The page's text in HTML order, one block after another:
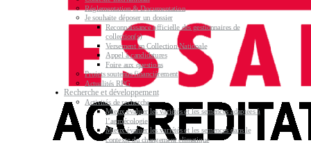
Réglementation & Documentation
Je souhaite déposer un dossier
Reconnaissance officielle des gestionnaires de
collection(s)
Versement en Collection Nationale
Appel à candidatures
Foire aux questions
Projets soutenus financièrement
Actualités RPG
Recherche et développement
Activités de recherche
Mieux évaluer les variétés et les semences adaptées à
l’agroécologie
Mieux évaluer les variétés et les semences dans le
contexte du changement climatique